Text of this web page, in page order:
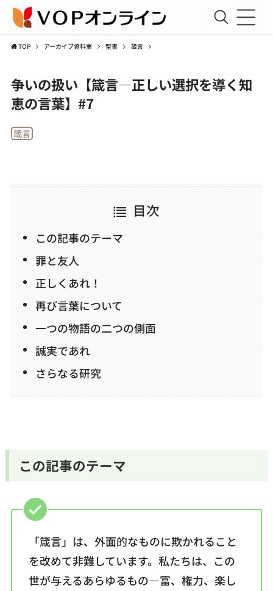
会員ログイン
運営団体
TOP アーカイブ資料室 聖書 箴言
争いの扱い【箴言―正しい選択を導く知
恵の言葉】#7
箴言
目次
この記事のテーマ
罪と友人
正しくあれ！
再び言葉について
一つの物語の二つの側面
誠実であれ
さらなる研究
この記事のテーマ
「箴言」は、外面的なものに欺かれること
を改めて非難しています。私たちは、この
世が与えるあらゆるもの—富、権力、楽し